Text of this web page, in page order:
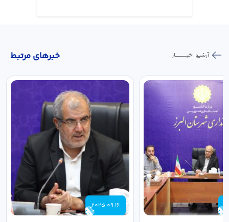
خبر‌های مرتبط آرشیو اخبـــــــــــار
2025 09 16